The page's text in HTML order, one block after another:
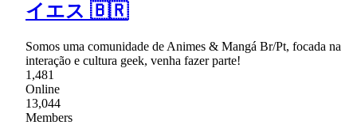
イエス 🇧🇷
Somos uma comunidade de Animes & Mangá Br/Pt, focada na
interação e cultura geek, venha fazer parte!
1,481
Online
13,044
Members